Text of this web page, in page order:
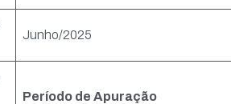
Junho/2025
Período de Apuração